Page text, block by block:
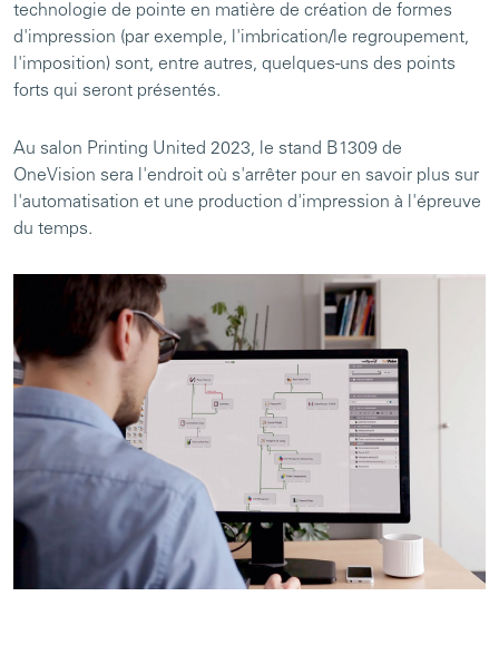
technologie de pointe en matière de création de formes
d'impression (par exemple, l'imbrication/le regroupement,
l'imposition) sont, entre autres, quelques-uns des points
forts qui seront présentés.
Au salon Printing United 2023, le stand B1309 de
OneVision sera l'endroit où s'arrêter pour en savoir plus sur
l'automatisation et une production d'impression à l'épreuve
du temps.